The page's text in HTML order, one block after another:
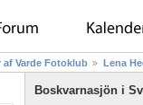
Varde Fotoklub Lena
Boskvarnasjön i